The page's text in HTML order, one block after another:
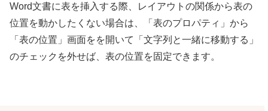
Word文書に表を挿入する際、レイアウトの関係から表の
位置を動かしたくない場合は、「表のプロパティ」から
「表の位置」画面をを開いて「文字列と一緒に移動する」
のチェックを外せば、表の位置を固定できます。